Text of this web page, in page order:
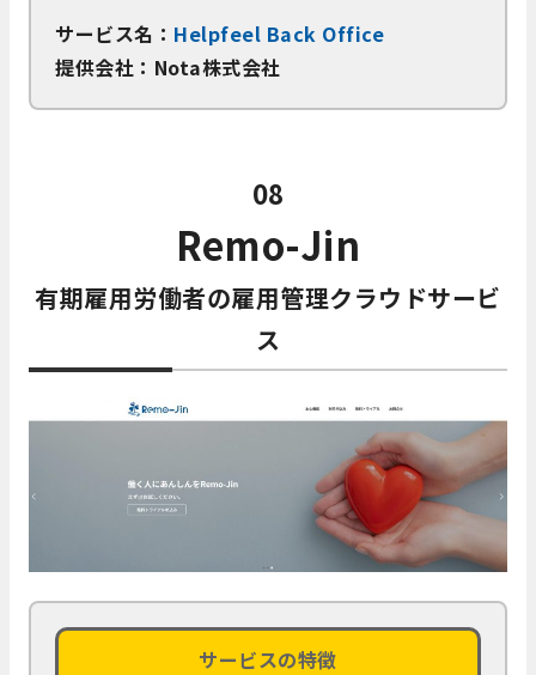
サービス名： Helpfeel Back Office
提供会社：Nota株式会社
08
Remo-Jin
有期雇用労働者の雇用管理クラウドサービ
ス
サービスの特徴